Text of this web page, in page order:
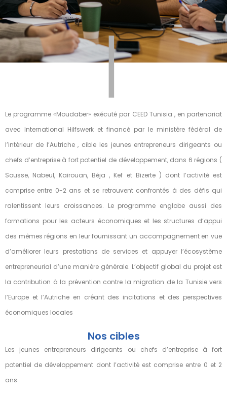
|
Le programme «Moudaber» exécuté par CEED Tunisia , en partenariat
avec International Hilfswerk et financé par le ministère fédéral de
l’intérieur de l’Autriche , cible les jeunes entrepreneurs dirigeants ou
chefs d’entreprise à fort potentiel de développement, dans 6 régions (
Sousse, Nabeul, Kairouan, Béja , Kef et Bizerte ) dont l’activité est
comprise entre 0-2 ans et se retrouvent confrontés à des défis qui
ralentissent leurs croissances. Le programme englobe aussi des
formations pour les acteurs économiques et les structures d’appui
des mêmes régions en leur fournissant un accompagnement en vue
d’améliorer leurs prestations de services et appuyer l’écosystème
entrepreneurial d’une manière générale. L’objectif global du projet est
la contribution à la prévention contre la migration de la Tunisie vers
l’Europe et l’Autriche en créant des incitations et des perspectives
économiques locales
Nos cibles
Les jeunes entrepreneurs dirigeants ou chefs d’entreprise à fort
potentiel de développement dont l’activité est comprise entre 0 et 2
ans.